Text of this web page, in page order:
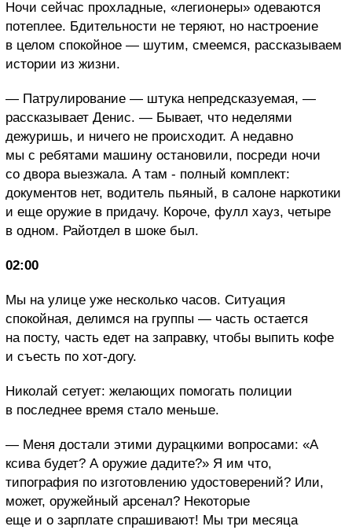
Ночи сейчас прохладные, «легионеры» одеваются
потеплее. Бдительности не теряют, но настроение
в целом спокойное — шутим, смеемся, рассказываем
истории из жизни.
— Патрулирование — штука непредсказуемая, —
рассказывает Денис. — Бывает, что неделями
дежуришь, и ничего не происходит. А недавно
мы с ребятами машину остановили, посреди ночи
со двора выезжала. А там - полный комплект:
документов нет, водитель пьяный, в салоне наркотики
и еще оружие в придачу. Короче, фулл хауз, четыре
в одном. Райотдел в шоке был.
02:00
Мы на улице уже несколько часов. Ситуация
спокойная, делимся на группы — часть остается
на посту, часть едет на заправку, чтобы выпить кофе
и съесть по хот-догу.
Николай сетует: желающих помогать полиции
в последнее время стало меньше.
— Меня достали этими дурацкими вопросами: «А
ксива будет? А оружие дадите?» Я им что,
типография по изготовлению удостоверений? Или,
может, оружейный арсенал? Некоторые
еще и о зарплате спрашивают! Мы три месяца